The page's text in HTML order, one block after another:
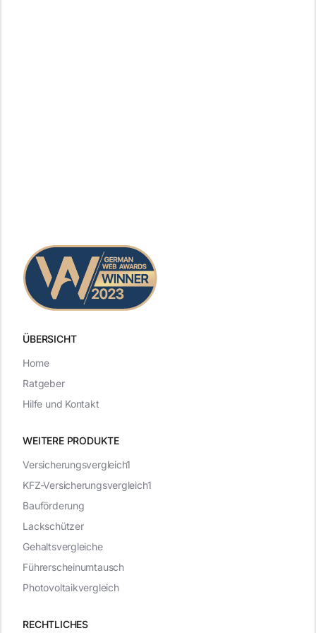
ÜBERSICHT
WEITERE PRODUKTE
RECHTLICHES
Versicherungsvergleich1
KFZ-Versicherungsvergleich1
Bauförderung
Lackschützer
Gehaltsvergleiche
Führerscheinumtausch
Photovoltaikvergleich
Home
Ratgeber
Hilfe und Kontakt